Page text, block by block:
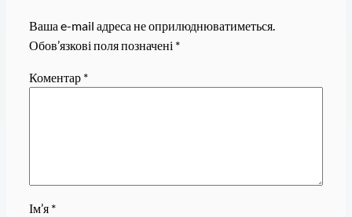
Ваша e-mail адреса не оприлюднюватиметься.
Обов’язкові поля позначені *
Коментар *
Ім’я *